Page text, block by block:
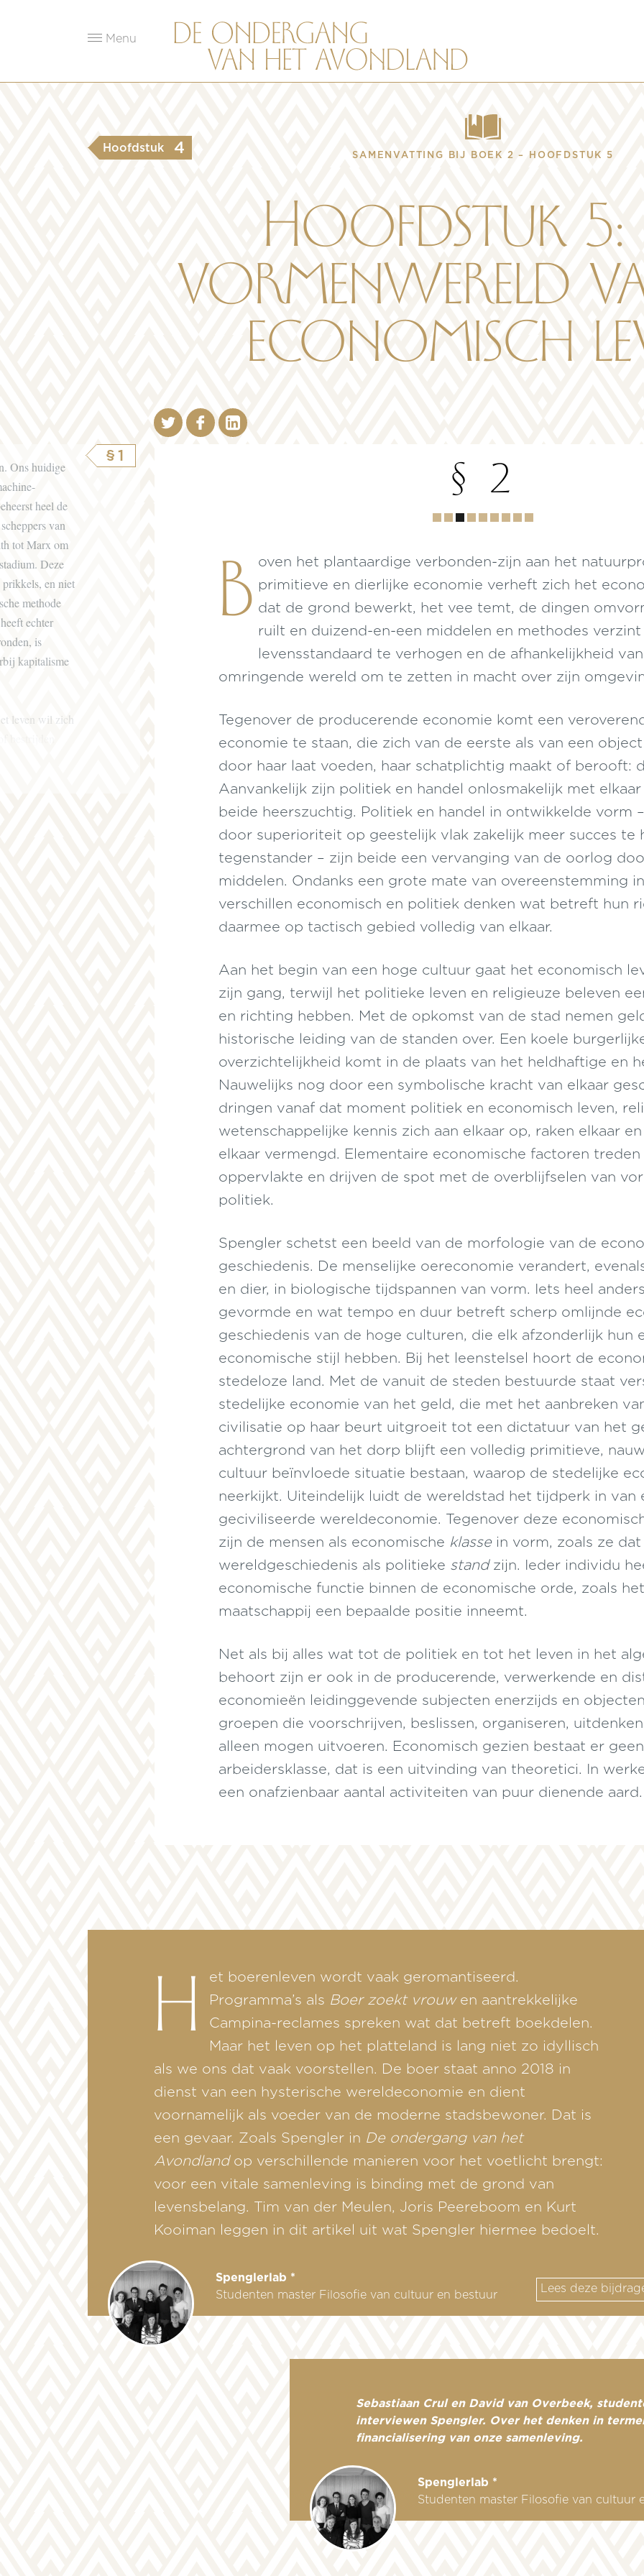
Menu
Hoofdstuk 4 SAMENVATTING BIJ BOEK 2 – HOOFDSTUK 5
Hoofdstuk 5:
vormenwereld
economisch
§1
Ons huidige
heel de
van
tot Marx om
Deze
prikkels, en niet
methode
echter
is
kapitalisme
leven wil zich
§ 2
Hoofdstuk
1 2 3 4 5 6 7
B oven het plantaardige verbonden-zijn aan het
primitieve en dierlijke economie verheft zich het
dat de grond bewerkt, het vee temt, de dingen
ruilt en duizend-en-een middelen en methodes
levensstandaard te verhogen en de afhankelijkheid
omringende wereld om te zetten in macht over zijn
Tegenover de producerende economie komt een
economie te staan, die zich van de eerste als van een
door haar laat voeden, haar schatplichtig maakt of berooft:
Aanvankelijk zijn politiek en handel onlosmakelijk met
beide heerszuchtig. Politiek en handel in ontwikkelde vorm
door superioriteit op geestelijk vlak zakelijk meer succes te
tegenstander – zijn beide een vervanging van de oorlog
middelen. Ondanks een grote mate van overeenstemming
verschillen economisch en politiek denken wat betreft hun
daarmee op tactisch gebied volledig van elkaar.
Aan het begin van een hoge cultuur gaat het economisch
zijn gang, terwijl het politieke leven en religieuze beleven
en richting hebben. Met de opkomst van de stad nemen
historische leiding van de standen over. Een koele
overzichtelijkheid komt in de plaats van het heldhaftige en
Nauwelijks nog door een symbolische kracht van elkaar
dringen vanaf dat moment politiek en economisch leven,
wetenschappelijke kennis zich aan elkaar op, raken elkaar
elkaar vermengd. Elementaire economische factoren treden
oppervlakte en drijven de spot met de overblijfselen van
politiek.
Spengler schetst een beeld van de morfologie van de
geschiedenis. De menselijke oereconomie verandert,
en dier, in biologische tijdspannen van vorm. Iets heel
gevormde en wat tempo en duur betreft scherp omlijnde
geschiedenis van de hoge culturen, die elk afzonderlijk hun
economische stijl hebben. Bij het leenstelsel hoort de
stedeloze land. Met de vanuit de steden bestuurde staat
stedelijke economie van het geld, die met het aanbreken
civilisatie op haar beurt uitgroeit tot een dictatuur van het
achtergrond van het dorp blijft een volledig primitieve,
cultuur beïnvloede situatie bestaan, waarop de stedelijke
neerkijkt. Uiteindelijk luidt de wereldstad het tijdperk in van
geciviliseerde wereldeconomie. Tegenover deze
zijn de mensen als economische klasse in vorm, zoals ze
wereldgeschiedenis als politieke standzijn. Ieder individu
economische functie binnen de economische orde, zoals
maatschappij een bepaalde positie inneemt.
Net als bij alles wat tot de politiek en tot het leven in het
behoort zijn er ook in de producerende, verwerkende en
economieën leidinggevende subjecten enerzijds en
groepen die voorschrijven, beslissen, organiseren,
alleen mogen uitvoeren. Economisch gezien bestaat er geen
arbeidersklasse, dat is een uitvinding van theoretici. In
een onafzienbaar aantal activiteiten van puur dienende aard.
H
et boerenleven wordt vaak geromantiseerd.
Programma’s als Boer zoekt vrouwen aantrekkelijke
Campina-reclames spreken wat dat betreft boekdelen.
Maar het leven op het platteland is lang niet zo idyllisch
als we ons dat vaak voorstellen. De boer staat anno 2018 in
dienst van een hysterische wereldeconomie en dient
voornamelijk als voeder van de moderne stadsbewoner. Dat is
een gevaar. Zoals Spengler in De ondergang van het
Avondlandop verschillende manieren voor het voetlicht brengt:
voor een vitale samenleving is binding met de grond van
levensbelang. Tim van der Meulen, Joris Peereboom en Kurt
Kooiman leggen in dit artikel uit wat Spengler hiermee bedoelt.
Spenglerlab *
Studenten master Filosofie van cultuur en bestuur
Lees deze
Sebastiaan Crul en David van Overbeek,
interviewen Spengler. Over het denken in
financialisering van onze samenleving.
Spenglerlab *
Studenten master Filosofie van cultuur